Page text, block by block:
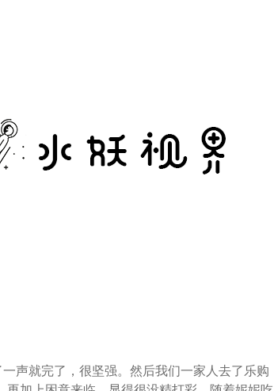
就完了，很坚强。然后我们一家人去了乐购